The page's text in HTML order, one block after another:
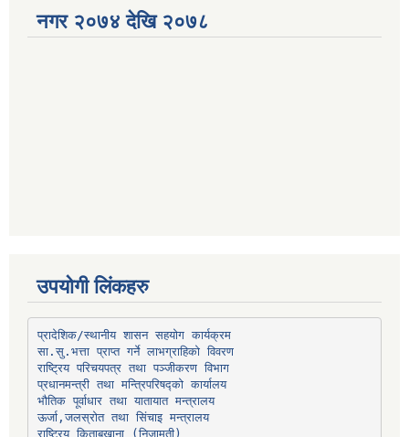
नगर २०७४ देखि २०७८
उपयोगी लिंकहरु
प्रादेशिक/स्थानीय शासन सहयोग कार्यक्रम
सा.सु.भत्ता प्राप्त गर्ने लाभग्राहिको विवरण
राष्ट्रिय परिचयपत्र तथा पञ्‍जीकरण विभाग
प्रधानमन्त्री तथा मन्त्रिपरिषद्को कार्यालय
भौतिक पूर्वाधार तथा यातायात मन्त्रालय
ऊर्जा,जलस्रोत तथा सिंचाइ मन्त्रालय